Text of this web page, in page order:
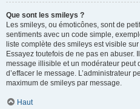
Que sont les smileys ?
Les smileys, ou émoticônes, sont de
sentiments avec un code simple,
liste complète des smileys est visible
Essayez toutefois de ne pas en abuser.
message illisible et un modérateur peut
d’effacer le message. L’administrateur
maximum de smileys par message.
Haut